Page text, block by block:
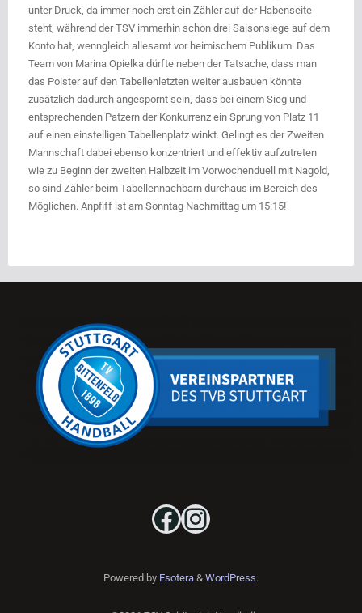
unter Druck, da immer noch erst ein Zähler auf der Habenseite
steht, während der TSV immerhin schon drei Saisonsiege auf dem
Konto hat, wenngleich allesamt vor heimischem Publikum. Das
Team von Marina Opielka dürfte neben der Tatsache, dass man
das Polster auf den Tabellenletzten weiter ausbauen könnte
zusätzlich dadurch angespornt sein, dass bei einem Sieg und
entsprechenden Patzern der Konkurrenz ein Sprung von Platz 11
auf einen einstelligen Tabellenplatz winkt. Gelingt es der Zweiten
Mannschaft dabei ebenso konzentriert und effektiv aufzutreten
wie zu Beginn der zweiten Halbzeit im Vorwochenduell mit Nagold,
so sind Zähler beim Tabellennachbarn durchaus im Bereich des
Möglichen. Anpfiff ist am Sonntag Nachmittag um 15:15!
Facebook
Instagram
Powered by Esotera & WordPress.